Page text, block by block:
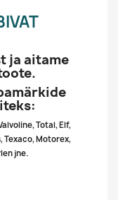
ja aitame
Total, Elf,
Texaco, Motorex,
jne.